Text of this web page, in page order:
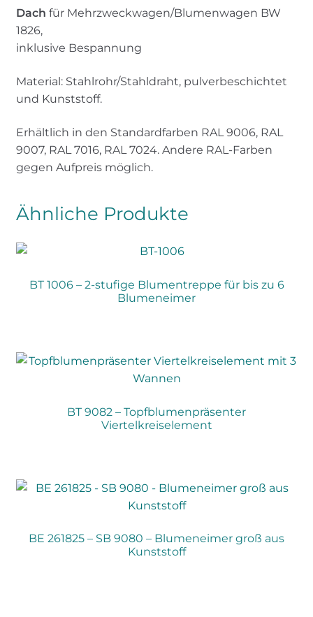
Dach für Mehrzweckwagen/Blumenwagen BW
1826,
inklusive Bespannung
Material: Stahlrohr/Stahldraht, pulverbeschichtet
und Kunststoff.
Erhältlich in den Standardfarben RAL 9006, RAL
9007, RAL 7016, RAL 7024. Andere RAL-Farben
gegen Aufpreis möglich.
Ähnliche Produkte
BT 1006 – 2-stufige Blumentreppe für bis zu 6
Blumeneimer
BT 9082 – Topfblumenpräsenter
Viertelkreiselement
BE 261825 – SB 9080 – Blumeneimer groß aus
Kunststoff